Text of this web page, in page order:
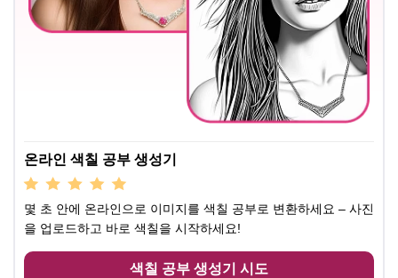
온라인 색칠 공부 생성기
몇 초 안에 온라인으로 이미지를 색칠 공부로 변환하세요 – 사진
을 업로드하고 바로 색칠을 시작하세요!
색칠 공부 생성기 시도